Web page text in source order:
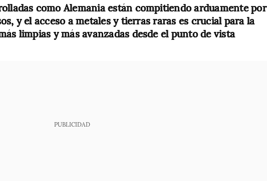
como Alemania están compitiendo arduamente por
y el acceso a metales y tierras raras es crucial para la
limpias y más avanzadas desde el punto de vista
PUBLICIDAD